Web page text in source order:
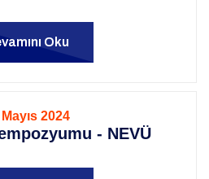
Oku
2024
- NEVÜ